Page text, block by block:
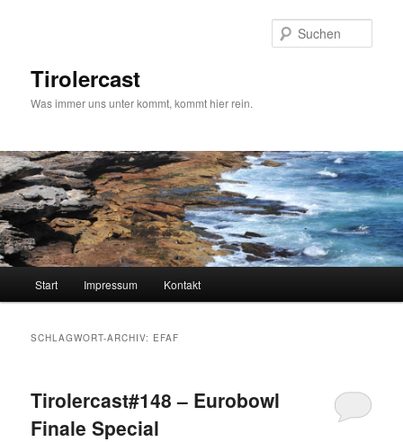
Tirolercast
Was immer uns unter kommt, kommt hier rein.
Start Impressum Kontakt
SCHLAGWORT-ARCHIV: EFAF
Tirolercast#148 – Eurobowl
Finale Special